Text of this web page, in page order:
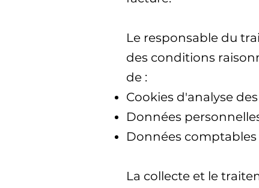
Le responsable du
des conditions
de :
Cookies d'analyse
Données
Données comptables
La collecte et le